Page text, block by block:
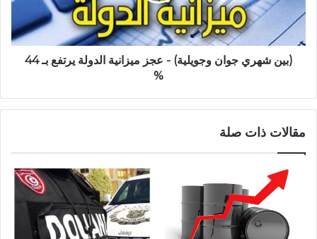
(بين شهري جوان وجويلية) - عجز ميزانية الدولة يرتفع بـ 44
%
مقالات ذات صلة